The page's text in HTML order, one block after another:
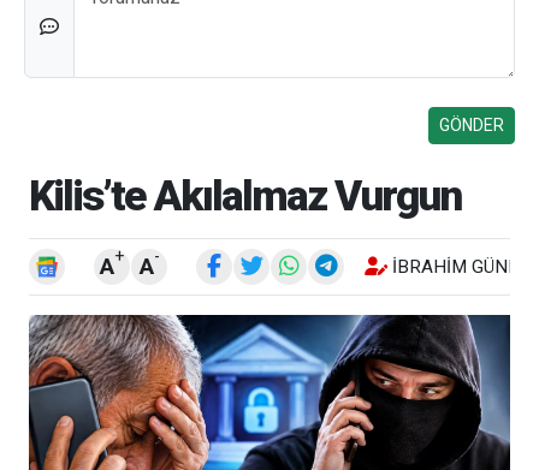
Kilis’te Akılalmaz Vurgun
A+ A- İBRAHIM GÜNEŞ